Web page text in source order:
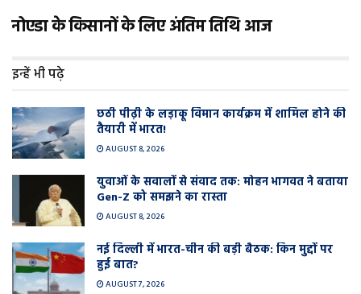
नोएडा के किसानों के लिए अंतिम तिथि आज
इन्हें भी पढ़े
छठी पीढ़ी के लड़ाकू विमान कार्यक्रम में शामिल होने की
तैयारी में भारत!
AUGUST 8, 2026
युवाओं के सवालों से संवाद तक: मोहन भागवत ने बताया
Gen-Z को समझने का रास्ता
AUGUST 8, 2026
नई दिल्ली में भारत-चीन की बड़ी बैठक: किन मुद्दों पर
हुई बात?
AUGUST 7, 2026